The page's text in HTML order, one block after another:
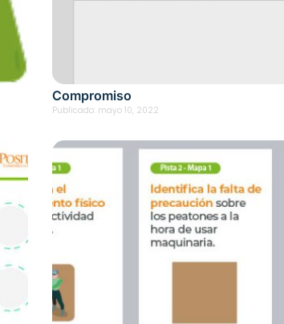
Compromiso
Publicado: mayo 10, 2022